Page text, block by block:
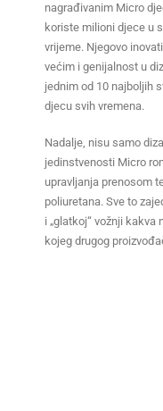
nagrađivanim Micro
koriste milioni djece u
vrijeme. Njegovo
većim i genijalnost u
jednim od 10 najboljih
djecu svih vremena.
Nadalje, nisu samo
jedinstvenosti Micro
upravljanja prenosom
poliuretana. Sve to
i „glatkoj“ vožnji
kojeg drugog